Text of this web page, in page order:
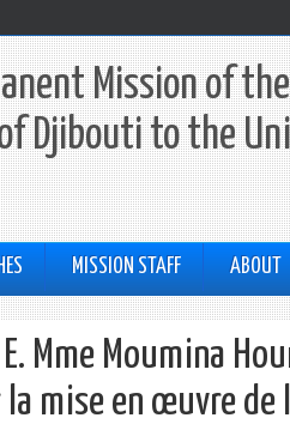
Mission of the
Djibouti to the
MISSION STAFF ABOUT
Mme Moumina
la mise en œuvre de